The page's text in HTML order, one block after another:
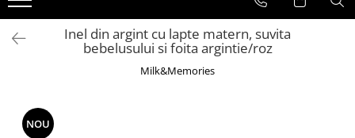
Brățări șnur
Charm-uri
Inele
Inel din argint cu lapte matern, suvita
bebelusului si foita argintie/roz
Milk&Memories
NOU